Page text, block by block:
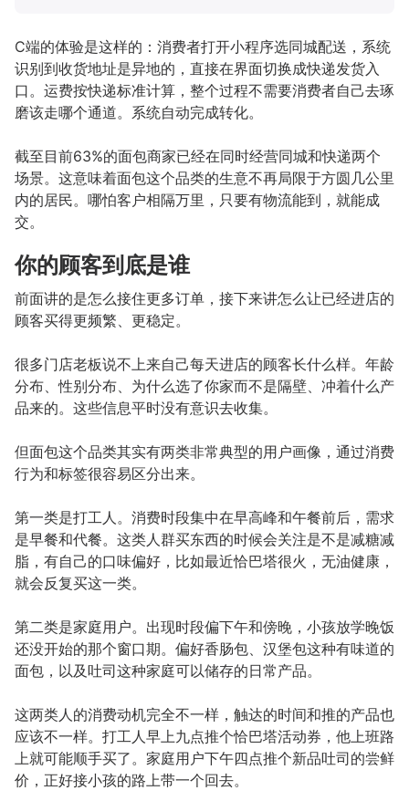
C端的体验是这样的：消费者打开小程序选同城配送，系统
识别到收货地址是异地的，直接在界面切换成快递发货入
口。运费按快递标准计算，整个过程不需要消费者自己去琢
磨该走哪个通道。系统自动完成转化。
截至目前63%的面包商家已经在同时经营同城和快递两个
场景。这意味着面包这个品类的生意不再局限于方圆几公里
内的居民。哪怕客户相隔万里，只要有物流能到，就能成
交。
你的顾客到底是谁
前面讲的是怎么接住更多订单，接下来讲怎么让已经进店的
顾客买得更频繁、更稳定。
很多门店老板说不上来自己每天进店的顾客长什么样。年龄
分布、性别分布、为什么选了你家而不是隔壁、冲着什么产
品来的。这些信息平时没有意识去收集。
但面包这个品类其实有两类非常典型的用户画像，通过消费
行为和标签很容易区分出来。
第一类是打工人。消费时段集中在早高峰和午餐前后，需求
是早餐和代餐。这类人群买东西的时候会关注是不是减糖减
脂，有自己的口味偏好，比如最近恰巴塔很火，无油健康，
就会反复买这一类。
第二类是家庭用户。出现时段偏下午和傍晚，小孩放学晚饭
还没开始的那个窗口期。偏好香肠包、汉堡包这种有味道的
面包，以及吐司这种家庭可以储存的日常产品。
这两类人的消费动机完全不一样，触达的时间和推的产品也
应该不一样。打工人早上九点推个恰巴塔活动券，他上班路
上就可能顺手买了。家庭用户下午四点推个新品吐司的尝鲜
价，正好接小孩的路上带一个回去。